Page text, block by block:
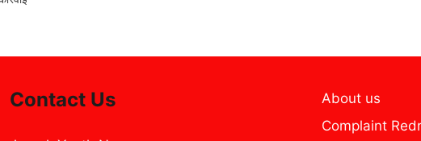
Contact Us
About us
Complaint